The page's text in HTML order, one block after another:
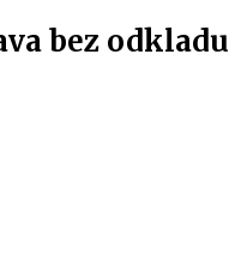
bez odkladu